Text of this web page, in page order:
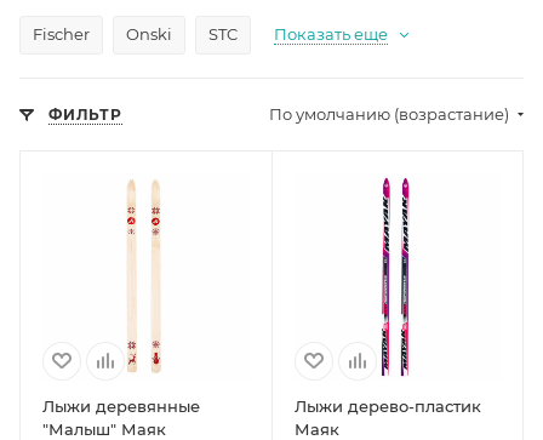
Fischer Onski STC Показать еще
ФИЛЬТР По умолчанию (возрастание)
Лыжи деревянные
"Малыш" Маяк
Лыжи дерево-пластик
Маяк